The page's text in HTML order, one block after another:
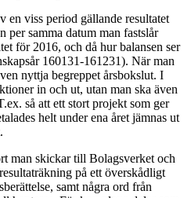
en viss period gällande resultatet
per samma datum man fastslår
för 2016, och då hur balansen ser
160131-161231). När man
nyttja begreppet årsbokslut. I
in och ut, utan man ska även
så att ett stort projekt som ger
helt under ena året jämnas ut
man skickar till Bolagsverket och
på ett överskådligt
samt några ord från